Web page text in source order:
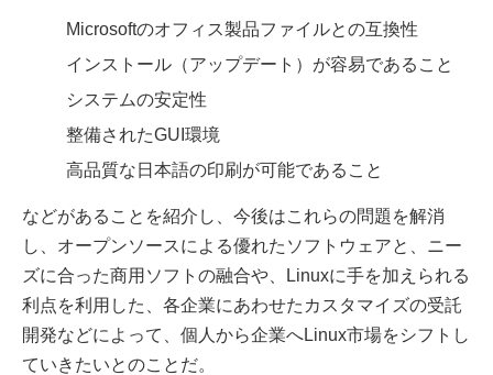
Microsoftのオフィス製品ファイルとの互換性
インストール（アップデート）が容易であること
システムの安定性
整備されたGUI環境
高品質な日本語の印刷が可能であること
などがあることを紹介し、今後はこれらの問題を解消
し、オープンソースによる優れたソフトウェアと、ニー
ズに合った商用ソフトの融合や、Linuxに手を加えられる
利点を利用した、各企業にあわせたカスタマイズの受託
開発などによって、個人から企業へLinux市場をシフトし
ていきたいとのことだ。